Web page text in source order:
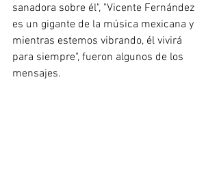
sanadora sobre él", "Vicente Fernández
es un gigante de la música mexicana y
mientras estemos vibrando, él vivirá
para siempre", fueron algunos de los
mensajes.